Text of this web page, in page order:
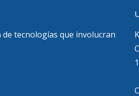
tecnologías que involucran